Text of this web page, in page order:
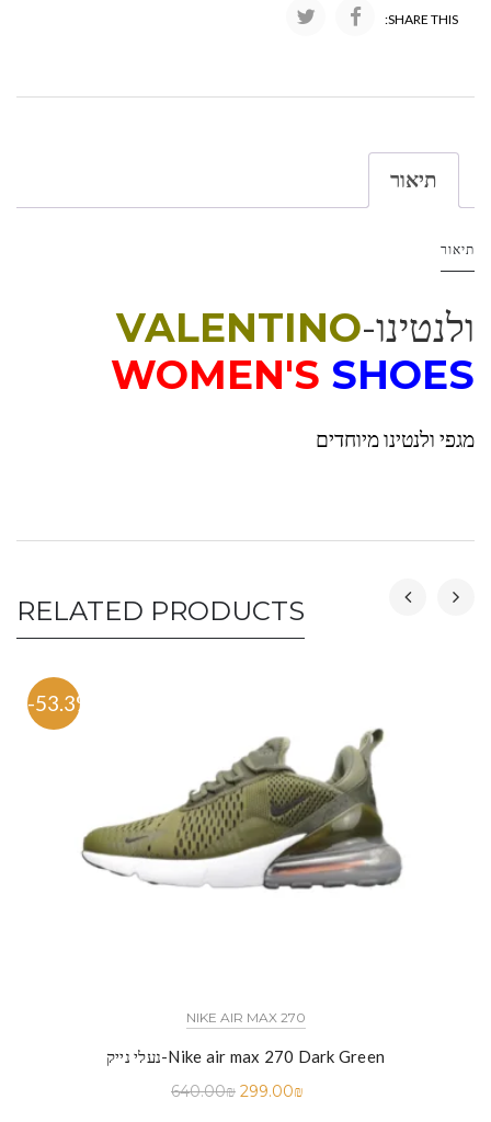
SHARE THIS:
תיאור
תיאור
ולנטינו-VALENTINO
WOMEN'S SHOES
מגפי ולנטינו מיוחדים
RELATED PRODUCTS
-53.3%
NIKE AIR MAX 270
נעלי נייק-Nike air max 270 Dark Green
640.00₪ 299.00₪